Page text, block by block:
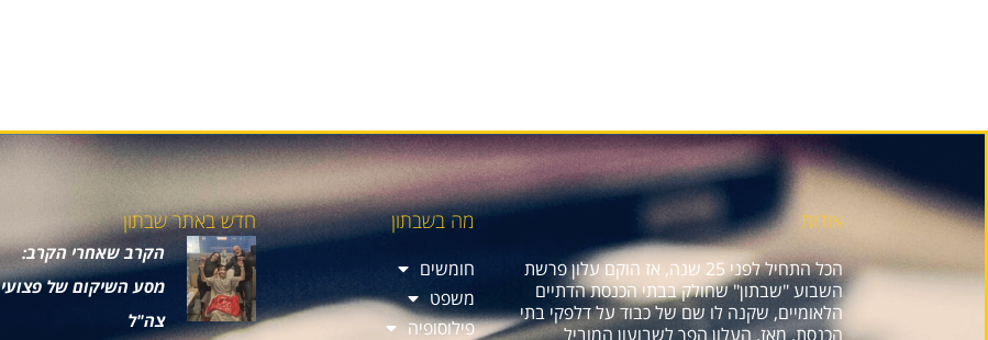
אודות
הכל התחיל לפני 25 שנה, אז הוקם עלון פרשת
השבוע "שבתון" שחולק בבתי הכנסת הדתיים
הלאומיים, שקנה לו שם של כבוד על דלפקי בתי
הכנסת. מאז, העלון הפך לשבועון המוביל
מה בשבתון
חומשים
משפט
פילוסופיה
חדש באתר שבתון
הקרב שאחרי הקרב:
מסע השיקום של פצועי
צה"ל